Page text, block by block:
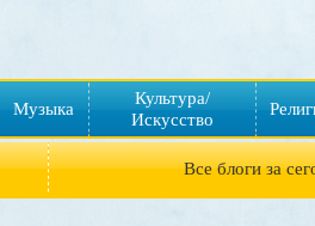
Музыка
Культура/
Искусство
Все блоги за